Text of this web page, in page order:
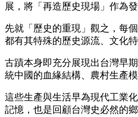
展，將「再造歷史現場」作為發
先就「歷史的重現」觀之，每
都有其特殊的歷史源流、文化特
古蹟本身即充分展現出台灣早
統中國的血緣結構、農村生產
這些生產與生活早為現代工業
記憶，也是回顧台灣史必然的鄉